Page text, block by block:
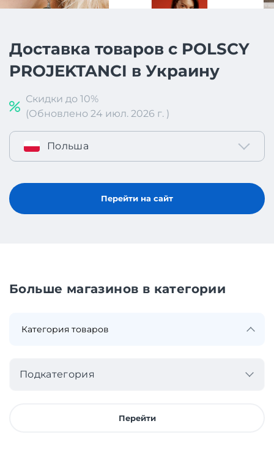
Доставка товаров с POLSCY
PROJEKTANCI в Украину
Скидки до 10%
(Обновлено 24 июл. 2026 г. )
Польша
Перейти на сайт
Больше магазинов в категории
Подкатегория
Перейти